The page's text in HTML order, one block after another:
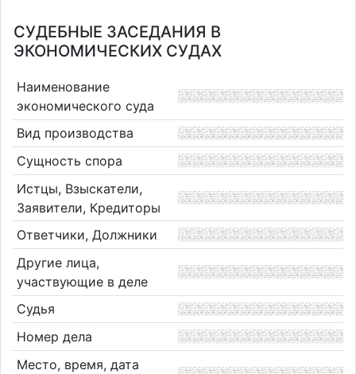
СУДЕБНЫЕ ЗАСЕДАНИЯ В
ЭКОНОМИЧЕСКИХ СУДАХ
Наименование
экономического суда
Вид производства
Сущность спора
Истцы, Взыскатели,
Заявители, Кредиторы
Ответчики, Должники
Другие лица,
участвующие в деле
Судья
Номер дела
Место, время, дата